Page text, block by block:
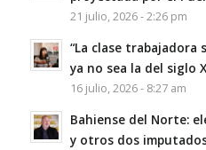
21 julio, 2026 - 2:26 pm
“La clase
ya no sea la del siglo
16 julio, 2026 - 8:27 am
Bahiense del Norte:
y otros dos